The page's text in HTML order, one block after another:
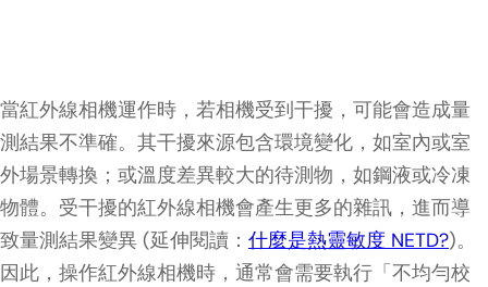
當紅外線相機運作時，若相機受到干擾，可能會造成量
測結果不準確。其干擾來源包含環境變化，如室內或室
外場景轉換；或溫度差異較大的待測物，如鋼液或冷凍
物體。受干擾的紅外線相機會產生更多的雜訊，進而導
致量測結果變異 (延伸閱讀： 什麼是熱靈敏度 NETD?)。
因此，操作紅外線相機時，通常會需要執行「不均勻校